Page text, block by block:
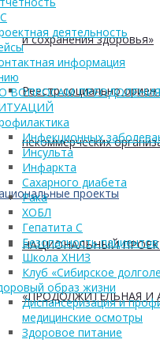
и сохранения здоровья»
Реестр социально
некоммерческих
проекты
НАЦИОНАЛЬНЫЙ
«ПРОДОЛЖИТЕЛЬНАЯ И
деятельность
информация
ВОПРОСАМ
Инфекционных
Инсульта
Инфаркта
Сахарного диабета
Рака
ХОБЛ
Гепатита С
Безопасность пациентов
Школа ХНИЗ
Клуб «Сибирское
образ жизни
Диспансеризация и
медицинские осмотры
Здоровое питание